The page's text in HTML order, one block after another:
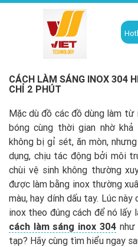
Kiến thức
Cách làm
CÁCH LÀM SÁNG INOX 304
CHỈ 2 PHÚT
Mặc dù đồ các đồ dùng làm từ
bóng cùng thời gian nhờ
không bị gỉ sét, ăn mòn,
dụng, chịu tác động bởi môi
chùi vệ sinh không thường
được làm bằng inox thường
màu, hay dính dấu tay. Lúc
inox theo đúng cách để nó lấy
cách làm sáng inox 304như
tạp? Hãy cùng tìm hiểu